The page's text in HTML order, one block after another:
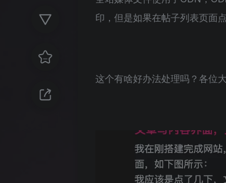
印，但是如果在帖子列表页面
这个有啥好办法处理吗？各位